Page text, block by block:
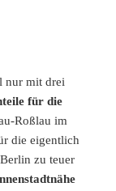
nur mit drei
für die
Roßlau im
die eigentlich
zu teuer